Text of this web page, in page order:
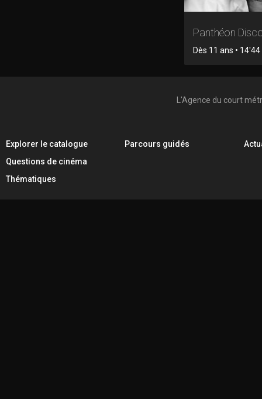
Panthéon
Dès 11 ans • 14'44
L'Agence du court
Explorer le catalogue
Questions de cinéma
Thématiques
Parcours guidés